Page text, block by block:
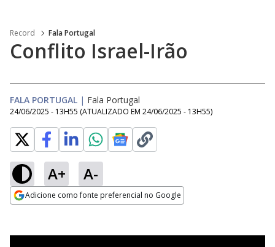
Record Fala Portugal
Conflito Israel-Irão
FALA PORTUGAL | Fala Portugal
24/06/2025 - 13H55 (ATUALIZADO EM 24/06/2025 - 13H55)
A+ A-
Adicione como fonte preferencial no Google